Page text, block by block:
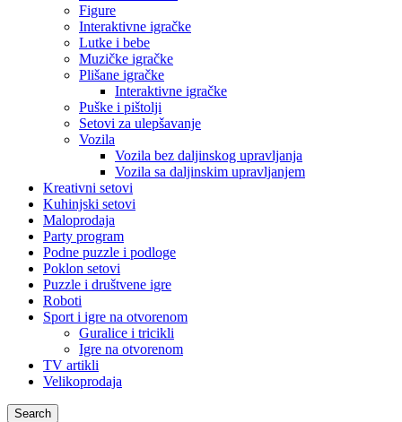
Figure
Interaktivne igračke
Lutke i bebe
Muzičke igračke
Plišane igračke
Interaktivne igračke
Puške i pištolji
Setovi za ulepšavanje
Vozila
Vozila bez daljinskog upravljanja
Vozila sa daljinskim upravljanjem
Kreativni setovi
Kuhinjski setovi
Maloprodaja
Party program
Podne puzzle i podloge
Poklon setovi
Puzzle i društvene igre
Roboti
Sport i igre na otvorenom
Guralice i tricikli
Igre na otvorenom
TV artikli
Velikoprodaja
Search